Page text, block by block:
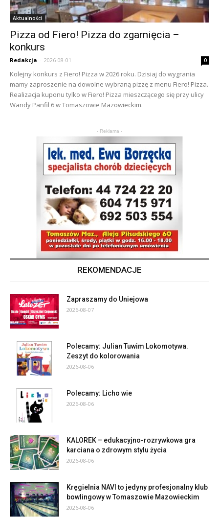
Aktualności
Pizza od Fiero! Pizza do zgarnięcia –
konkurs
Redakcja - 2026-08-01 0
Kolejny konkurs z Fiero! Pizza w 2026 roku. Dzisiaj do wygrania
mamy zaproszenie na dowolne wybraną pizzę z menu Fiero! Pizza.
Realizacja kuponu tylko w Fiero! Pizza mieszczącego się przy ulicy
Wandy Panfil 6 w Tomaszowie Mazowieckim.
- Reklama -
REKOMENDACJE
Zapraszamy do Uniejowa
2026-08-07
Polecamy: Julian Tuwim Lokomotywa.
Zeszyt do kolorowania
2026-08-06
Polecamy: Licho wie
2026-08-06
KALOREK – edukacyjno-rozrywkowa gra
karciana o zdrowym stylu życia
2026-08-06
Kręgielnia NAVI to jedyny profesjonalny klub
bowlingowy w Tomaszowie Mazowieckim
2026-08-06